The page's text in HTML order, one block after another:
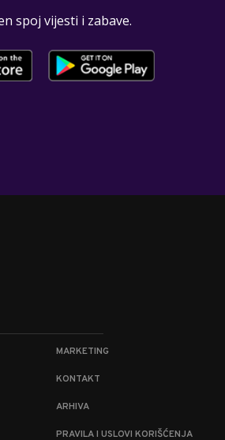
spoj vijesti i zabave.
MARKETING
KONTAKT
ARHIVA
PRAVILA I USLOVI KORIŠĆENJA